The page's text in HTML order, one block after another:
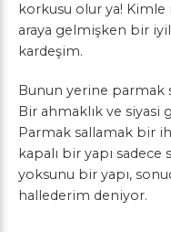
korkusu olur ya!
araya gelmişken bir
kardeşim.
Bunun yerine parmak
Bir ahmaklık ve siyasi
Parmak sallamak bir
kapalı bir yapı
yoksunu bir yapı,
hallederim deniyor.